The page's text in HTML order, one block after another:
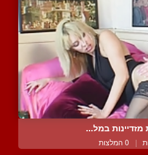
מזדיינות במל...
| 0 המלצות